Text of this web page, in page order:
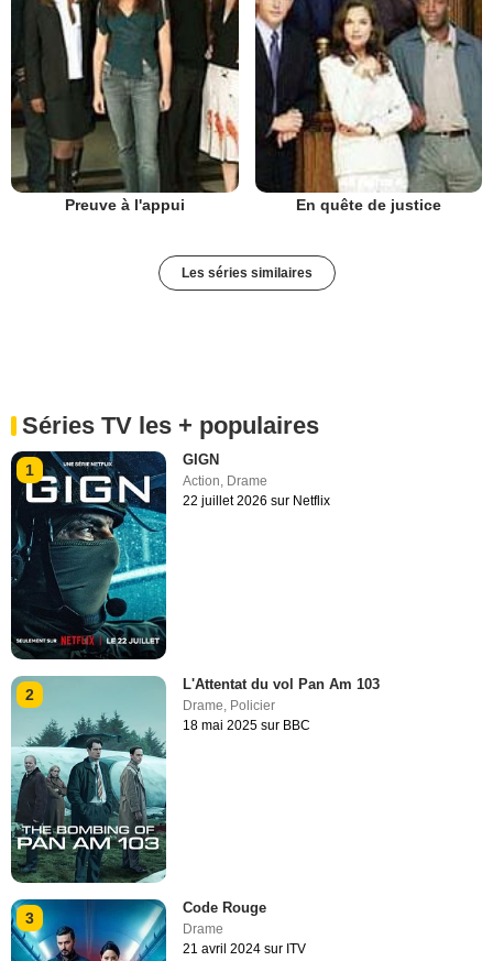
Preuve à l'appui En quête de justice
Les séries similaires
Séries TV les + populaires
1
GIGN
Action, Drame
22 juillet 2026 sur Netflix
2
L'Attentat du vol Pan Am 103
Drame Policier
18 mai 2025 sur BBC
3
Code Rouge
Drame
21 avril 2024 sur ITV